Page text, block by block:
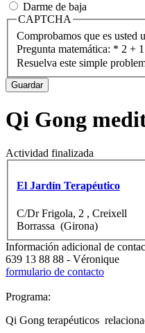
Darme de baja
CAPTCHA
Comprobamos que es usted
Pregunta matemática: * 2 +
Resuelva este simple
Qi Gong
Actividad finalizada
El Jardín Terapéutico
C/Dr Frigola, 2 , Creixell
Borrassa (Girona)
Información adicional de
639 13 88 88 - Véronique
formulario de contacto
Programa:
Qi Gong terapéuticos